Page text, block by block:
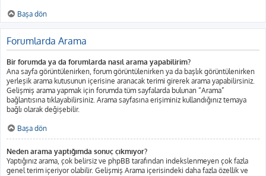
Başa dön
Forumlarda Arama
Bir forumda ya da forumlarda nasıl arama yapabilirim?
Ana sayfa görüntülenirken, forum görüntülenirken ya da başlık görüntülenirken
yerleşik arama kutusunun içerisine aranacak terimi girerek arama yapabilirsiniz.
Gelişmiş arama yapmak için forumda tüm sayfalarda bulunan “Arama”
bağlantısına tıklayabilirsiniz. Arama sayfasına erişiminiz kullandığınız temaya
bağlı olarak değişebilir.
Başa dön
Neden arama yaptığımda sonuç çıkmıyor?
Yaptığınız arama, çok belirsiz ve phpBB tarafından indekslenmeyen çok fazla
genel terim içeriyor olabilir. Gelişmiş Arama içerisindeki daha fazla özellik ve